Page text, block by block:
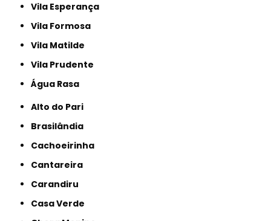
Vila Esperança
Vila Formosa
Vila Matilde
Vila Prudente
Água Rasa
Alto do Pari
Brasilândia
Cachoeirinha
Cantareira
Carandiru
Casa Verde